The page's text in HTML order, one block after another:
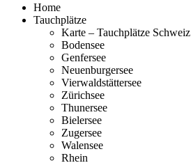
Home
Tauchplätze
Karte – Tauchplätze Schweiz
Bodensee
Genfersee
Neuenburgersee
Vierwaldstättersee
Zürichsee
Thunersee
Bielersee
Zugersee
Walensee
Rhein